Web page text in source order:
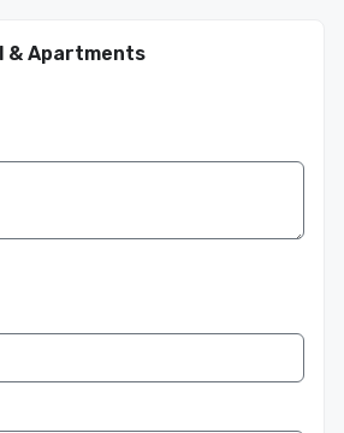
& Apartments